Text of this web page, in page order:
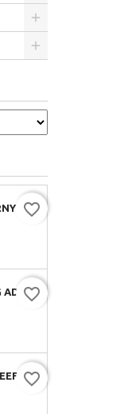
ANIMONDA CARNY ADULT МУЛЬТИМЯСНОЙ КОКТЕЙЛЬ, 400Г
favorite_border
VINCENT FIDOG ADULT (ГОВЯДИНА)
favorite_border
VINCENT LIFE BEEF & RICE (ГОВЯДИНА И РИС)
favorite_border